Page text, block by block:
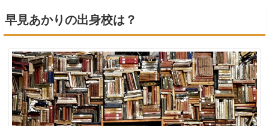
早見あかりの出身校は？